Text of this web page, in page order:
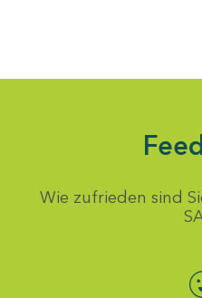
Wie zufrieden sind